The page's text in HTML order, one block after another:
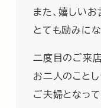
また、嬉しい
とても励みにな
二度目のご来
お二人のこと
ご夫婦となっ